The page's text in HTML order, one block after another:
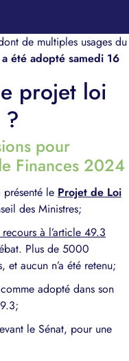
de multiples usages du
été adopté samedi 16
projet loi
pour
Finances 2024
le Projet de Loi
des Ministres;
à l’article 49.3
Plus de 5000
et aucun n’a été retenu;
adopté dans son
le Sénat, pour une